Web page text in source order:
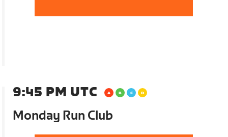
9:45 PM UTC
Monday Run Club